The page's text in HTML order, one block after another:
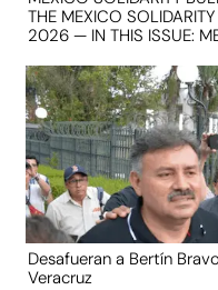
THE MEXICO
2026 — IN THIS ISSUE:
Desafueran a Bertín
Veracruz